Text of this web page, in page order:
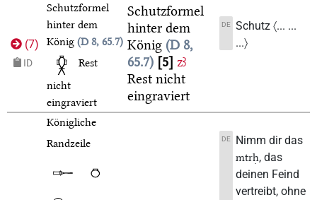
(7)
ID
Schutzformel
hinter dem
König D 8, 65.7
Rest
nicht
eingraviert
Schutzformel
hinter dem
König D 8,
65.7
5 zꜣ
Rest nicht
eingraviert
DE Schutz 〈... ...
...〉
Königliche
Randzeile
DE Nimm dir das
mtrḥ, das
deinen Feind
vertreibt, ohne